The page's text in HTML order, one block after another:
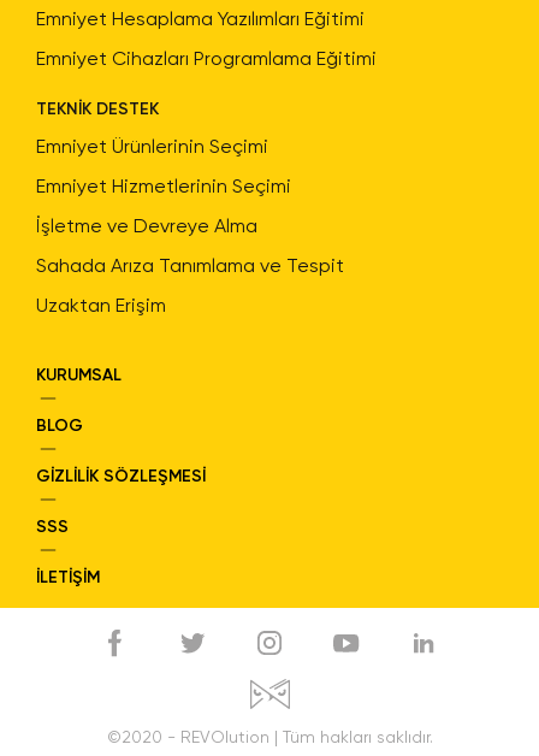
Emniyet Hesaplama Yazılımları Eğitimi
Emniyet Cihazları Programlama Eğitimi
TEKNİK DESTEK
Emniyet Ürünlerinin Seçimi
Emniyet Hizmetlerinin Seçimi
İşletme ve Devreye Alma
Sahada Arıza Tanımlama ve Tespit
Uzaktan Erişim
KURUMSAL
BLOG
GİZLİLİK SÖZLEŞMESİ
SSS
İLETİŞİM
©2020 - REVOlution | Tüm hakları saklıdır.